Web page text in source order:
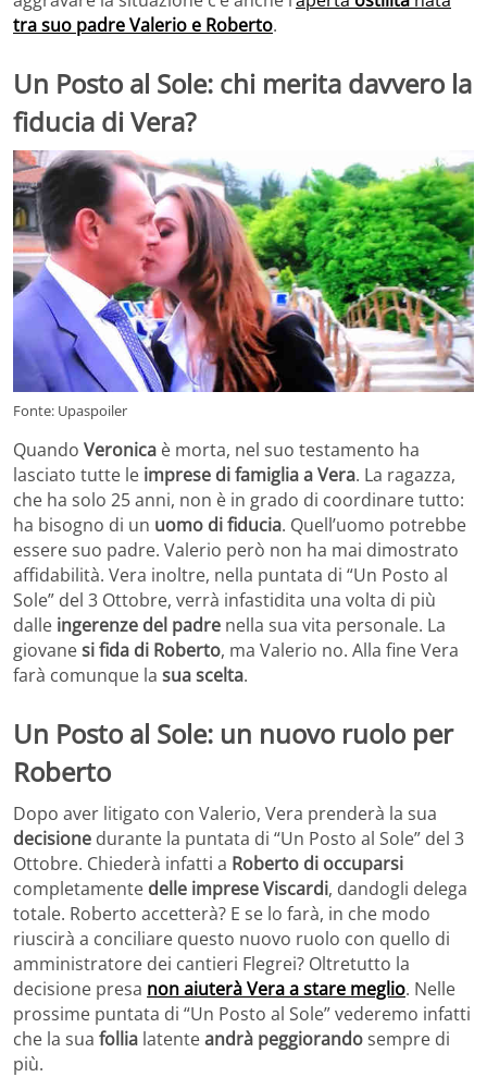
tra suo padre Valerio e Roberto.
Un Posto al Sole: chi merita davvero la
fiducia di Vera?
Fonte: Upaspoiler
Quando Veronica è morta, nel suo testamento ha
lasciato tutte le imprese di famiglia a Vera. La ragazza,
che ha solo 25 anni, non è in grado di coordinare tutto:
ha bisogno di un uomo di fiducia. Quell’uomo potrebbe
essere suo padre. Valerio però non ha mai dimostrato
affidabilità. Vera inoltre, nella puntata di “Un Posto al
Sole” del 3 Ottobre, verrà infastidita una volta di più
dalle ingerenze del padre nella sua vita personale. La
giovanesi fida di Roberto, ma Valerio no. Alla fine Vera
farà comunque la sua scelta.
Un Posto al Sole: un nuovo ruolo per
Roberto
Dopo aver litigato con Valerio, Vera prenderà la sua
decisione durante la puntata di “Un Posto al Sole” del 3
Ottobre. Chiederà infatti a Roberto di occuparsi
completamente delle imprese Viscardi, dandogli delega
totale. Roberto accetterà? E se lo farà, in che modo
riuscirà a conciliare questo nuovo ruolo con quello di
amministratore dei cantieri Flegrei? Oltretutto la
decisione presa non aiuterà Vera a stare meglio. Nelle
prossime puntata di “Un Posto al Sole” vederemo infatti
che la sua follia latenteandrà peggiorandosempre di
più.